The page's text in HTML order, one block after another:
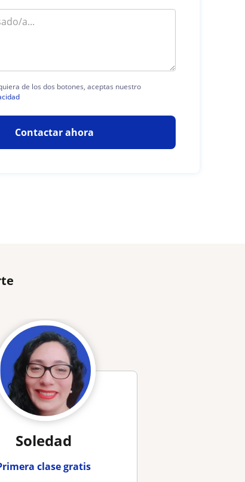
de los dos botones, aceptas nuestro
Contactar ahora
Soledad
clase gratis